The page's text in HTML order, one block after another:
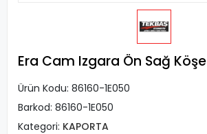
Era Cam Izgara Ön Sağ Köşe
Ürün Kodu: 86160-1E050
Barkod: 86160-1E050
Kategori: KAPORTA